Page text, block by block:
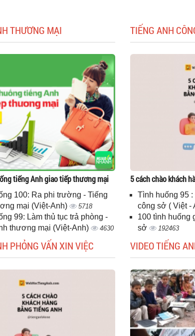
THƯƠNG MẠI
tiếng Anh giao tiếp thương mại
100: Ra phi trường - Tiếng
mại (Việt-Anh)
5718
99: Làm thủ tục trả phòng -
thương mại (Việt-Anh)
4630
TIẾNG ANH
5 cách chào khách
Tình huống 95
công sở ( Việt -
100 tình huống
sở
192463
PHỎNG VẤN XIN VIỆC VIDEO TIẾNG